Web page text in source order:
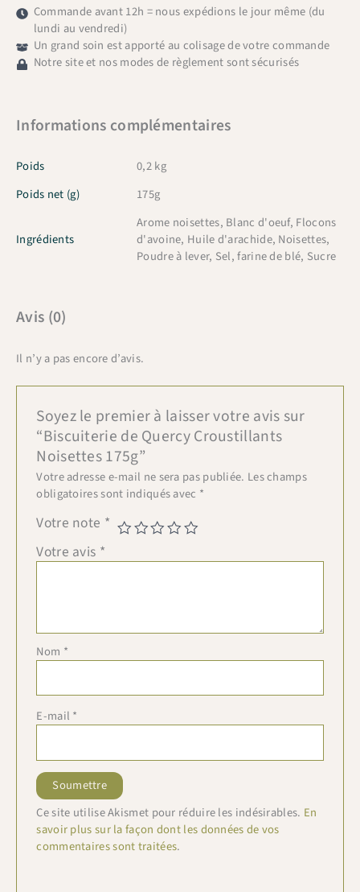
Commande avant 12h = nous expédions le jour même (du
lundi au vendredi)
Un grand soin est apporté au colisage de votre commande
Notre site et nos modes de règlement sont sécurisés
Informations complémentaires
Poids
0,2 kg
Poids net (g)
175g
Ingrédients
Arome noisettes, Blanc d'oeuf, Flocons
d'avoine, Huile d'arachide, Noisettes,
Poudre à lever, Sel, farine de blé, Sucre
Avis (0)
Il n’y a pas encore d’avis.
Soyez le premier à laisser votre avis sur
“Biscuiterie de Quercy Croustillants
Noisettes 175g”
Votre adresse e-mail ne sera pas publiée. Les champs
obligatoires sont indiqués avec *
Votre note *
Votre avis *
Nom *
E-mail *
Ce site utilise Akismet pour réduire les indésirables. En
savoir plus sur la façon dont les données de vos
commentaires sont traitées.